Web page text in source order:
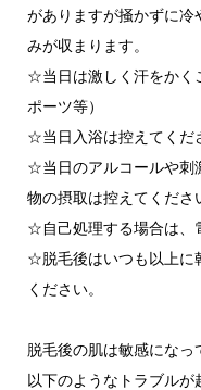
がありますが掻かずに
みが収まります。
☆当日は激しく汗をかく
ポーツ等）
☆当日入浴は控えてくだ
☆当日のアルコールや刺
物の摂取は控えてくださ
☆自己処理する場合は、
☆脱毛後はいつも以上に
ください。
脱毛後の肌は敏感になっ
以下のようなトラブル